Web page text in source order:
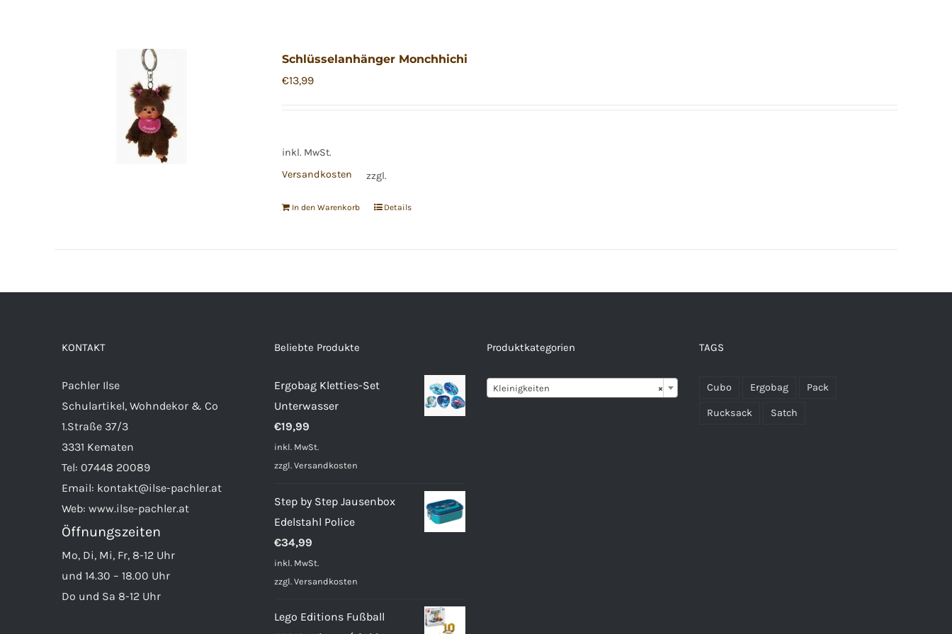
Schlüsselanhänger Monchhichi
€13,99
inkl. MwSt.
zzgl.
Versandkosten
In den Warenkorb Details
KONTAKT
Pachler Ilse
Schulartikel, Wohndekor & Co
1.Straße 37/3
3331 Kematen
Tel: 07448 20089
Email: kontakt@ilse-pachler.at
Web: www.ilse-pachler.at
Öffnungszeiten
Mo, Di, Mi, Fr, 8-12 Uhr
und 14.30 – 18.00 Uhr
Do und Sa 8-12 Uhr
Beliebte Produkte
Ergobag Kletties-Set
Unterwasser
€19,99
inkl. MwSt.
zzgl. Versandkosten
Step by Step Jausenbox
Edelstahl Police
€34,99
inkl. MwSt.
zzgl. Versandkosten
Lego Editions Fußball
Produktkategorien
×
Kleinigkeiten
TAGS
Cubo Ergobag Pack
Rucksack Satch